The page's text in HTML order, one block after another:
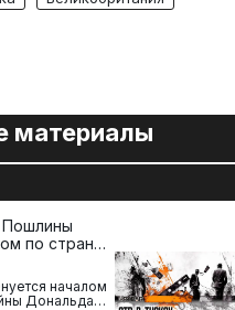
материалы
Пошлины
по странам
началом
Дональда